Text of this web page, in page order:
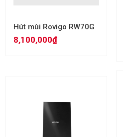
Hút mùi Rovigo RW70G
8,100,000₫